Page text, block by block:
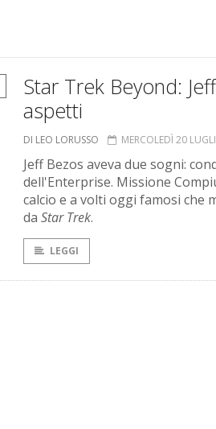
Star Trek Beyond:
aspetti
DI LEO LORUSSO MERCOLEDÌ 20
Jeff Bezos aveva due sogni:
dell'Enterprise. Missione
calcio e a volti oggi famosi
da Star Trek.
LEGGI